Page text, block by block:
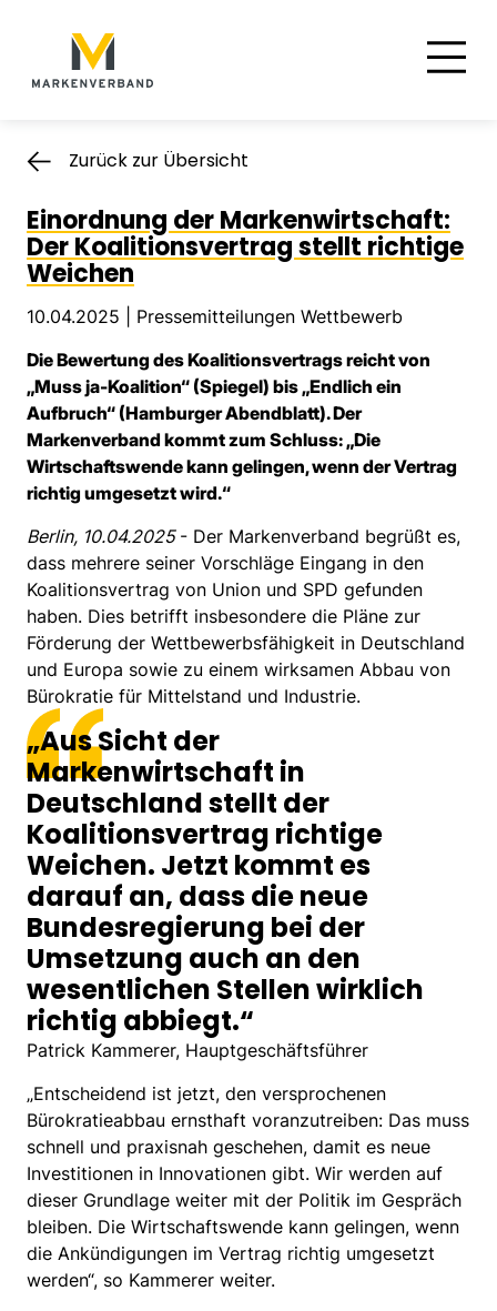
Hauptnavigation
Zurück zur Übersicht
Einordnung der Markenwirtschaft:
Der Koalitionsvertrag stellt richtige
Weichen
10.04.2025 | Pressemitteilungen Wettbewerb
Die Bewertung des Koalitionsvertrags reicht von
„Muss ja-Koalition“ (Spiegel) bis „Endlich ein
Aufbruch“ (Hamburger Abendblatt). Der
Markenverband kommt zum Schluss: „Die
Wirtschaftswende kann gelingen, wenn der Vertrag
richtig umgesetzt wird.“
Berlin, 10.04.2025 - Der Markenverband begrüßt es,
dass mehrere seiner Vorschläge Eingang in den
Koalitionsvertrag von Union und SPD gefunden
haben. Dies betrifft insbesondere die Pläne zur
Förderung der Wettbewerbsfähigkeit in Deutschland
und Europa sowie zu einem wirksamen Abbau von
Bürokratie für Mittelstand und Industrie.
„Aus Sicht der
Markenwirtschaft in
Deutschland stellt der
Koalitionsvertrag richtige
Weichen. Jetzt kommt es
darauf an, dass die neue
Bundesregierung bei der
Umsetzung auch an den
wesentlichen Stellen wirklich
richtig abbiegt.“
Patrick Kammerer, Hauptgeschäftsführer
„Entscheidend ist jetzt, den versprochenen
Bürokratieabbau ernsthaft voranzutreiben: Das muss
schnell und praxisnah geschehen, damit es neue
Investitionen in Innovationen gibt. Wir werden auf
dieser Grundlage weiter mit der Politik im Gespräch
bleiben. Die Wirtschaftswende kann gelingen, wenn
die Ankündigungen im Vertrag richtig umgesetzt
werden“, so Kammerer weiter.